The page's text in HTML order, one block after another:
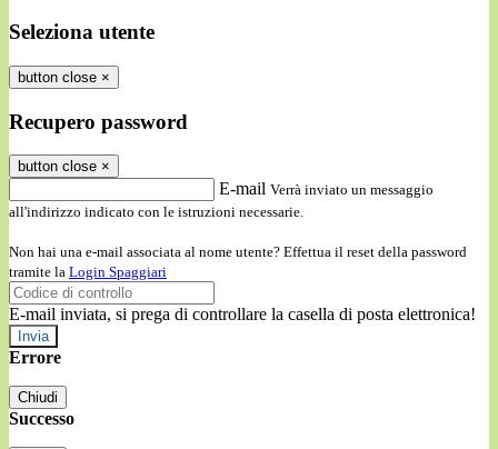
Seleziona utente
button close ×
Recupero password
button close ×
E-mail Verrà inviato un messaggio
all'indirizzo indicato con le istruzioni necessarie.
Non hai una e-mail associata al nome utente? Effettua il reset della password
tramite la Login Spaggiari
E-mail inviata, si prega di controllare la casella di posta elettronica!
Errore
Chiudi
Successo